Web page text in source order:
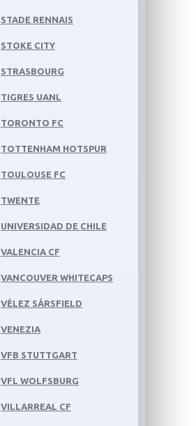
STADE RENNAIS
STOKE CITY
STRASBOURG
TIGRES UANL
TORONTO FC
TOTTENHAM HOTSPUR
TOULOUSE FC
TWENTE
UNIVERSIDAD DE CHILE
VALENCIA CF
VANCOUVER WHITECAPS
VÉLEZ SÁRSFIELD
VENEZIA
VFB STUTTGART
VFL WOLFSBURG
VILLARREAL CF